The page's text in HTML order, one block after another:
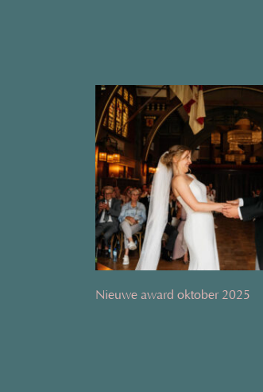
Nieuwe award oktober 2025